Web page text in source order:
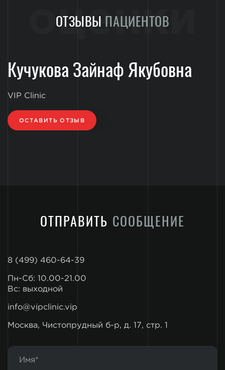
ОТЗЫВЫ ПАЦИЕНТОВ
оценки
Кучукова Зайнаф Якубовна
VIP Clinic
ОСТАВИТЬ ОТЗЫВ
ОТПРАВИТЬ СООБЩЕНИЕ
8 (499) 460-64-39
Пн-Сб: 10.00-21.00
Вс: выходной
info@vipclinic.vip
Москва, Чистопрудный б-р, д. 17, стр. 1